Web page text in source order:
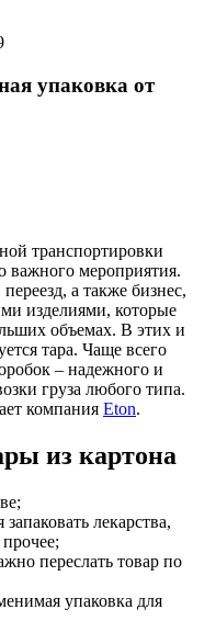
упаковка от
транспортировки
важного мероприятия.
а также бизнес,
изделиями, которые
объемах. В этих и
тара. Чаще всего
– надежного и
груза любого типа.
компания Eton.
из картона
лекарства,
переслать товар по
упаковка для